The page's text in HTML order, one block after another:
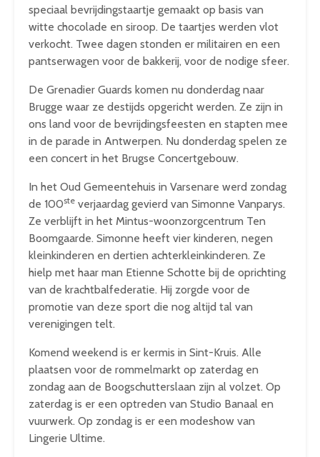
speciaal bevrijdingstaartje gemaakt op basis van
witte chocolade en siroop. De taartjes werden vlot
verkocht. Twee dagen stonden er militairen en een
pantserwagen voor de bakkerij, voor de nodige sfeer.
De Grenadier Guards komen nu donderdag naar
Brugge waar ze destijds opgericht werden. Ze zijn in
ons land voor de bevrijdingsfeesten en stapten mee
in de parade in Antwerpen. Nu donderdag spelen ze
een concert in het Brugse Concertgebouw.
In het Oud Gemeentehuis in Varsenare werd zondag
de 100ste verjaardag gevierd van Simonne Vanparys.
Ze verblijft in het Mintus-woonzorgcentrum Ten
Boomgaarde. Simonne heeft vier kinderen, negen
kleinkinderen en dertien achterkleinkinderen. Ze
hielp met haar man Etienne Schotte bij de oprichting
van de krachtbalfederatie. Hij zorgde voor de
promotie van deze sport die nog altijd tal van
verenigingen telt.
Komend weekend is er kermis in Sint-Kruis. Alle
plaatsen voor de rommelmarkt op zaterdag en
zondag aan de Boogschutterslaan zijn al volzet. Op
zaterdag is er een optreden van Studio Banaal en
vuurwerk. Op zondag is er een modeshow van
Lingerie Ultime.